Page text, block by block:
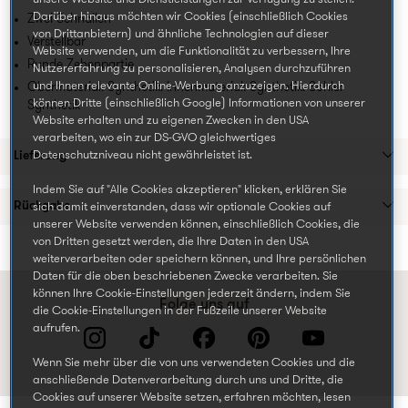
Zwei Schnallen
Verstellbar
Runde Zehenpartie
Obermaterial: Synthetik. Innenmaterial: Synthetik. Sohle:
Synthetik
Lieferung
Rückgabe
Folge uns auf
Darüber hinaus möchten wir Cookies (einschließlich Cookies
von Drittanbietern) und ähnliche Technologien auf dieser
Website verwenden, um die Funktionalität zu verbessern, Ihre
Nutzererfahrung zu personalisieren, Analysen durchzuführen
und Ihnen relevante Online-Werbung anzuzeigen. Hierdurch
können Dritte (einschließlich Google) Informationen von unserer
Website erhalten und zu eigenen Zwecken in den USA
verarbeiten, wo ein zur DS-GVO gleichwertiges
Datenschutzniveau nicht gewährleistet ist.
Indem Sie auf "Alle Cookies akzeptieren" klicken, erklären Sie
sich damit einverstanden, dass wir optionale Cookies auf
unserer Website verwenden können, einschließlich Cookies, die
von Dritten gesetzt werden, die Ihre Daten in den USA
weiterverarbeiten oder speichern können, und Ihre persönlichen
Daten für die oben beschriebenen Zwecke verarbeiten. Sie
können Ihre Cookie-Einstellungen jederzeit ändern, indem Sie
die Cookie-Einstellungen in der Fußzeile unserer Website
aufrufen.
Wenn Sie mehr über die von uns verwendeten Cookies und die
anschließende Datenverarbeitung durch uns und Dritte, die
Cookies auf unserer Website setzen, erfahren möchten, lesen